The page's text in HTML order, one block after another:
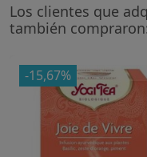
Los clientes que
también
-15,67%